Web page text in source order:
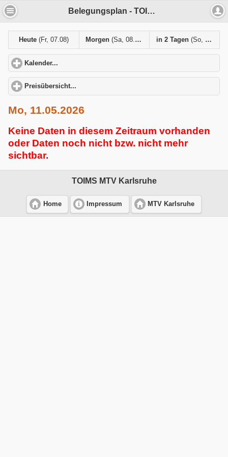
Belegungsplan - TOIMS MTV Karlsruhe
Heute (Fr, 07.08) Morgen(Sa, 08.08) in 2 Tagen (So, 09.08)
Kalender...
Preisübersicht...
Mo, 11.05.2026
Keine Daten in diesem Zeitraum vorhanden
oder Daten noch nicht bzw. nicht mehr
sichtbar.
TOIMS MTV Karlsruhe
Home Impressum MTV Karlsruhe